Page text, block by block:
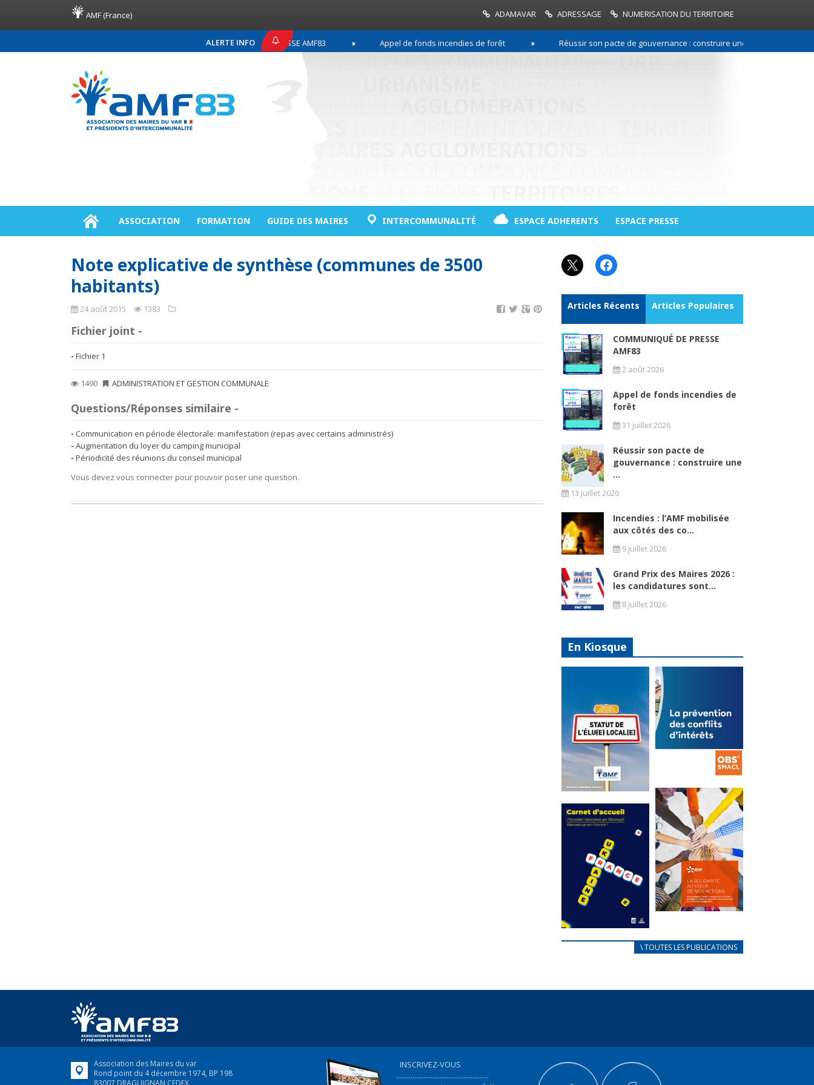
AMF (France) ADAMAVAR ADRESSAGE NUMERISATION DU TERRITOIRE
ALERTE INFO
COMMUNIQUÉ DE PRESSE AMF83 Appel de fonds incendies de forêt Réussir son pacte de gouvernance : construire une relation de
ASSOCIATION FORMATION GUIDE DES MAIRES INTERCOMMUNALITÉ ESPACE ADHERENTS ESPACE PRESSE
Note explicative de synthèse (communes de 3500
habitants)
24 août 2015 1383
Fichier joint -
Fichier 1
1490 ADMINISTRATION ET GESTION COMMUNALE
Questions/Réponses similaire -
Communication en période électorale: manifestation (repas avec certains administrés)
Augmentation du loyer du camping municipal
Périodicité des réunions du conseil municipal
Vous devez vous connecter pour pouvoir poser une question.
X Facebook
Articles Récents Articles Populaires
COMMUNIQUÉ DE PRESSE
AMF83
2 août 2026
Appel de fonds incendies de
forêt
31 juillet 2026
Réussir son pacte de
gouvernance : construire une
...
13 juillet 2026
Incendies : l’AMF mobilisée
aux côtés des co...
9 juillet 2026
Grand Prix des Maires 2026 :
les candidatures sont...
8 juillet 2026
En Kiosque
Statut de
l’élu local
Mise à jour avril
2024 Fichier joint -
Fichier 1 233061...
FEUILLETER
La
prévention
des conflits
d’intérêts
18 septembre 2023
Fichier joint -
Fichier 1 105337
Total 0 Votes...
FEUILLETER
au coeur de
nos actions
Fichier 1 105322
en France,...
FEUILLETER
\ TOUTES LES PUBLICATIONS
Association des Maires du var
Rond point du 4 décembre 1974, BP 198
83007 DRAGUIGNAN CEDEX
INSCRIVEZ-VOUS
...................................................